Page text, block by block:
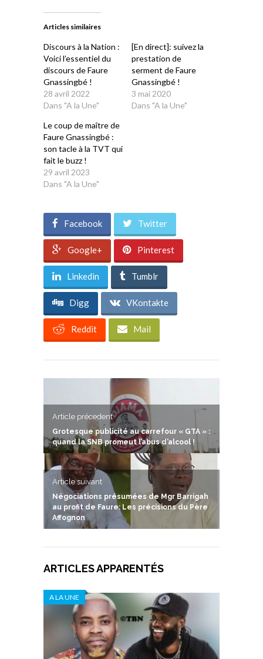
dans
nouvelle
dans
nouvelle
Articles similaires
Discours à la Nation :
Voici l’essentiel du
discours de Faure
Gnassingbé !
28 avril 2022
Dans "A la Une"
[En direct]: suivez la
prestation de
serment de Faure
Gnassingbé !
3 mai 2020
Dans "A la Une"
Le coup de maître de
Faure Gnassingbé :
son tacle à la TVT qui
fait le buzz !
29 avril 2023
Dans "A la Une"
Facebook Twitter
Google+ Pinterest
Linkedin Tumblr
Digg VKontakte
Reddit Mail
Article précedent
Grotesque publicité au carrefour « GTA » :
quand la SNB promeut l’abus d’alcool !
Article suivant
Négociations présumées de Mgr Barrigah
au profit de Faure: Les précisions du Père
Affognon
ARTICLES APPARENTÉS
A LA UNE